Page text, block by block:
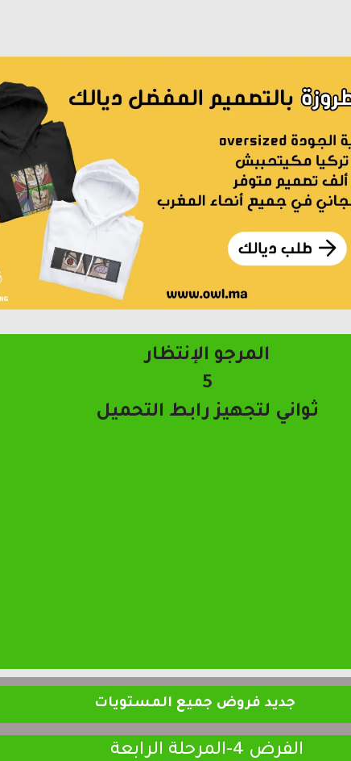
المرجو الإنتظار
4
ثواني لتجهيز رابط التحميل
جديد فروض جميع المستويات
الفرض 4-المرحلة الرابعة